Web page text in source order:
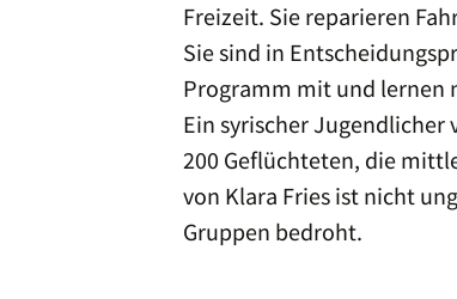
Freizeit. Sie reparieren
Sie sind in
Programm mit und lernen
Ein syrischer Jugendlicher
200 Geflüchteten, die
von Klara Fries ist nicht
Gruppen bedroht.